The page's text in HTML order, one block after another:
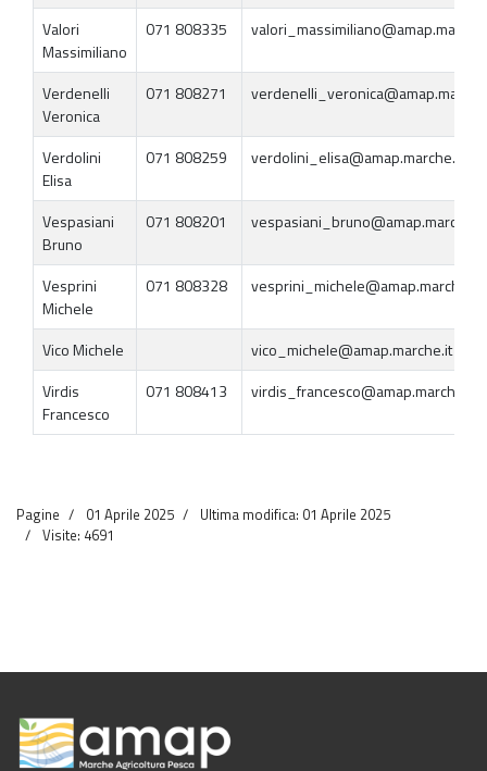
Valori
Massimiliano
071 808335
Verdenelli
Veronica
071 808271
Verdolini
Elisa
071 808259 verdolini_elisa@amap.marche.it
Vespasiani
Bruno
071 808201 vespasiani_bruno@amap.marche.it
Vesprini
Michele
071 808328 vesprini_michele@amap.marche.it
Vico Michele
vico_michele@amap.marche.it
Virdis
Francesco
071 808413 virdis_francesco@amap.marche.it
Pagine 01 Aprile 2025
Ultima modifica: 01 Aprile 2025
Visite: 4691